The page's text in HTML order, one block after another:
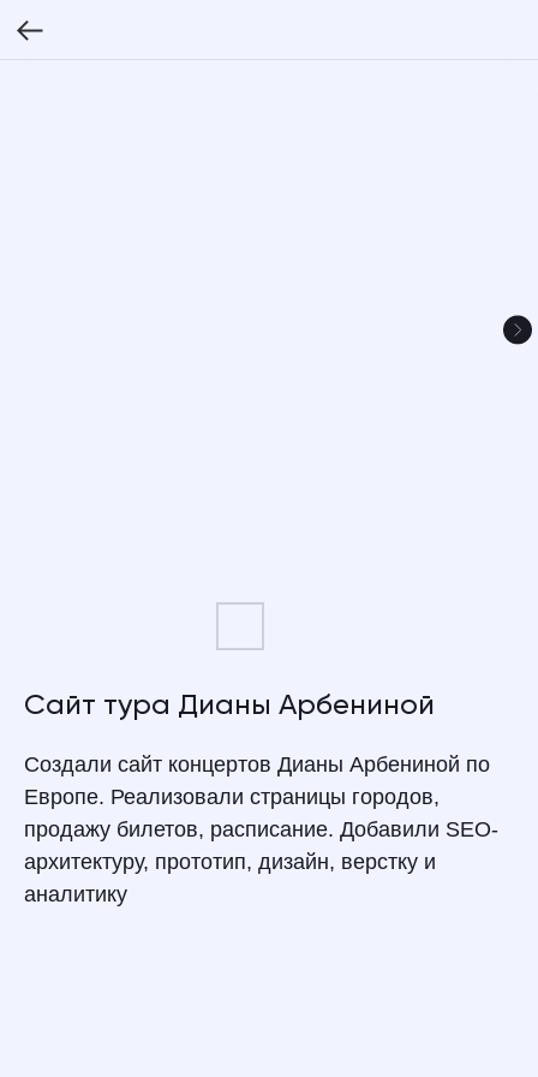
Сайт тура Дианы Арбениной
Создали сайт концертов Дианы Арбениной по
Европе. Реализовали страницы городов,
продажу билетов, расписание. Добавили SEO-
архитектуру, прототип, дизайн, верстку и
аналитику